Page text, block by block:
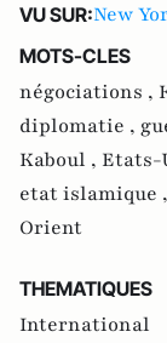
VU SUR:New
MOTS-CLES
négociations ,
diplomatie ,
Kaboul , Etats-
etat islamique ,
Orient
THEMATIQUES
International